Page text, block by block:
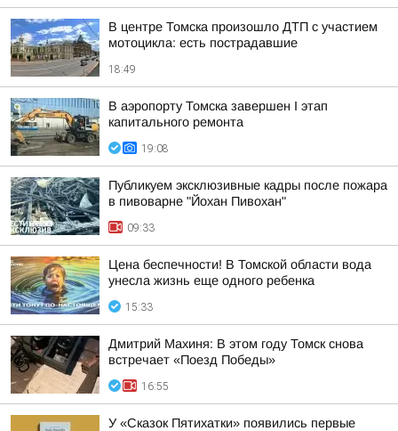
В центре Томска произошло ДТП с участием
мотоцикла: есть пострадавшие
18:49
В аэропорту Томска завершен I этап
капитального ремонта
19:08
Публикуем эксклюзивные кадры после пожара
в пивоварне "Йохан Пивохан"
09:33
Цена беспечности! В Томской области вода
унесла жизнь еще одного ребенка
15:33
Дмитрий Махиня: В этом году Томск снова
встречает «Поезд Победы»
16:55
У «Сказок Пятихатки» появились первые